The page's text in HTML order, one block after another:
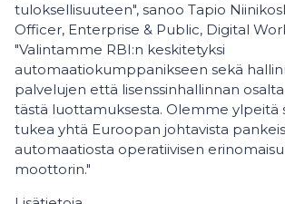
tuloksellisuuteen", sanoo Tapio
Officer, Enterprise & Public, Digital
"Valintamme RBI:n keskitetyksi
automaatiokumppanikseen sekä
palvelujen että lisenssinhallinnan
tästä luottamuksesta. Olemme ylpeitä
tukea yhtä Euroopan johtavista
automaatiosta operatiivisen
moottorin."